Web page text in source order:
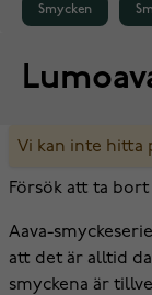
Smycken
Vi kan inte hitta
Försök att ta
Aava-
att det är alltid
smyckena är